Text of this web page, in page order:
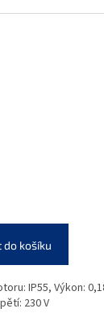
do košíku
IP55, Výkon:
230 V